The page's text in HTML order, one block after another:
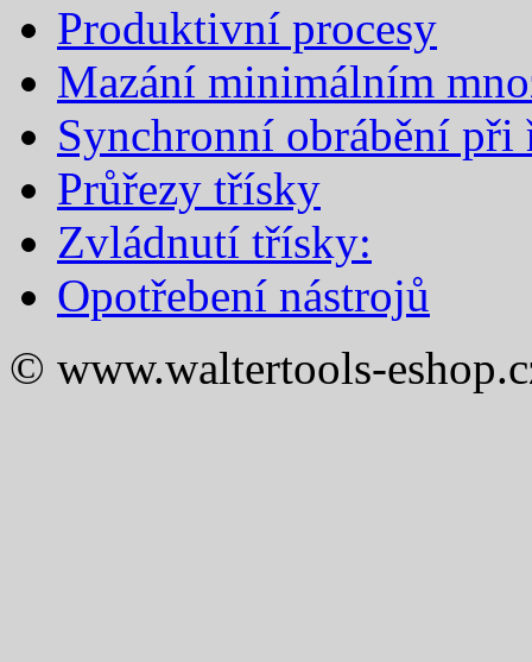
Produktivní procesy
Mazání minimálním
Synchronní obrábění při
Průřezy třísky
Zvládnutí třísky:
Opotřebení nástrojů
© www.waltertools-